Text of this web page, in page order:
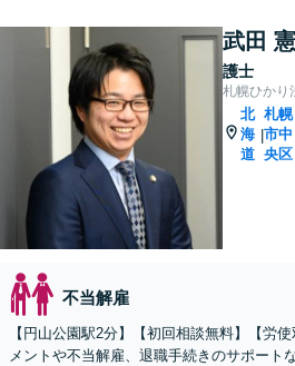
武田
護士
札幌ひかり
北
海
道
|
札幌
市中
央区
不当解雇
【円山公園駅2分】【初回相談無料】【労
メントや不当解雇、退職手続きのサポート